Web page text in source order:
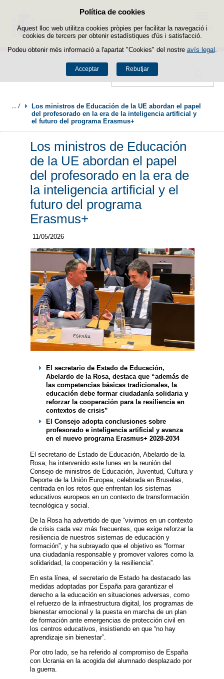
Política de cookies
Aquest lloc web utilitza cookies pròpies per facilitar la navegació i
cookies de tercers per obtenir estadístiques d'ús i satisfacció.
Podeu obtenir més informació a l'apartat "Cookies" del nostre avís legal
Acceptar Rebutjar
Passar al contingut
Cercador
Menú
Los ministros de Educación de la UE abordan el papel
del profesorado en la era de la inteligencia artificial y
el futuro del programa Erasmus+
Los ministros de Educación
de la UE abordan el papel
del profesorado en la era de
la inteligencia artificial y el
futuro del programa
Erasmus+
11/05/2026
El secretario de Estado de Educación,
Abelardo de la Rosa, destaca que “además de
las competencias básicas tradicionales, la
educación debe formar ciudadanía solidaria y
reforzar la cooperación para la resiliencia en
contextos de crisis”
El Consejo adopta conclusiones sobre
profesorado e inteligencia artificial y avanza
en el nuevo programa Erasmus+ 2028-2034
El secretario de Estado de Educación, Abelardo de la
Rosa, ha intervenido este lunes en la reunión del
Consejo de ministros de Educación, Juventud, Cultura y
Deporte de la Unión Europea, celebrada en Bruselas,
centrada en los retos que enfrentan los sistemas
educativos europeos en un contexto de transformación
tecnológica y social.
De la Rosa ha advertido de que “vivimos en un contexto
de crisis cada vez más frecuentes, que exige reforzar la
resiliencia de nuestros sistemas de educación y
formación”, y ha subrayado que el objetivo es “formar
una ciudadanía responsable y promover valores como la
solidaridad, la cooperación y la resiliencia”.
En esta línea, el secretario de Estado ha destacado las
medidas adoptadas por España para garantizar el
derecho a la educación en situaciones adversas, como
el refuerzo de la infraestructura digital, los programas de
bienestar emocional y la puesta en marcha de un plan
de formación ante emergencias de protección civil en
los centros educativos, insistiendo en que “no hay
aprendizaje sin bienestar”.
Por otro lado, se ha referido al compromiso de España
con Ucrania en la acogida del alumnado desplazado por
la guerra.